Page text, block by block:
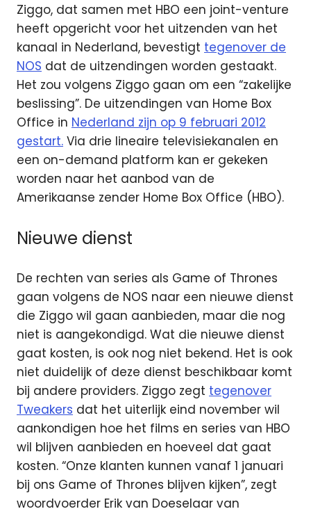
Ziggo, dat samen met HBO een joint-venture
heeft opgericht voor het uitzenden van het
kanaal in Nederland, bevestigt tegenover de
NOS dat de uitzendingen worden gestaakt.
Het zou volgens Ziggo gaan om een “zakelijke
beslissing”. De uitzendingen van Home Box
Office in Nederland zijn op 9 februari 2012
gestart. Via drie lineaire televisiekanalen en
een on-demand platform kan er gekeken
worden naar het aanbod van de
Amerikaanse zender Home Box Office (HBO).
Nieuwe dienst
De rechten van series als Game of Thrones
gaan volgens de NOS naar een nieuwe dienst
die Ziggo wil gaan aanbieden, maar die nog
niet is aangekondigd. Wat die nieuwe dienst
gaat kosten, is ook nog niet bekend. Het is ook
niet duidelijk of deze dienst beschikbaar komt
bij andere providers. Ziggo zegt tegenover
Tweakers dat het uiterlijk eind november wil
aankondigen hoe het films en series van HBO
wil blijven aanbieden en hoeveel dat gaat
kosten. “Onze klanten kunnen vanaf 1 januari
bij ons Game of Thrones blijven kijken”, zegt
woordvoerder Erik van Doeselaar van